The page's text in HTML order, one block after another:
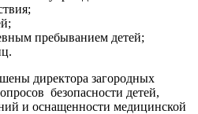
пребыванием детей;
директора загородных
безопасности детей,
и оснащенности медицинской